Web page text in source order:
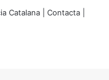
Catalana | Contacta